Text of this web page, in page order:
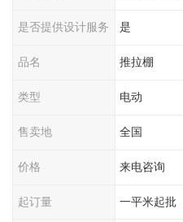
是否提供设计服务 是
品名 推拉棚
类型 电动
售卖地 全国
价格 来电咨询
起订量 一平米起批